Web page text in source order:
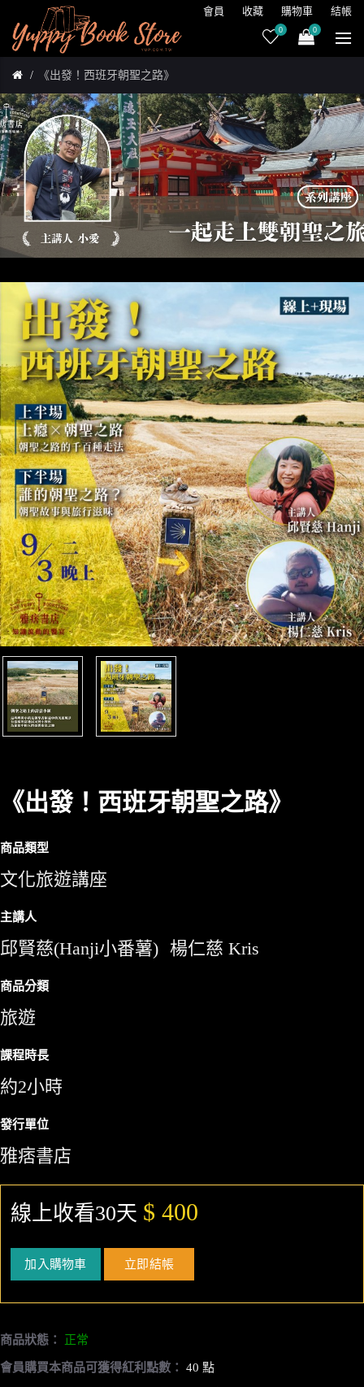
會員 收藏 購物車 結帳
0 0
《出發！西班牙朝聖之路》
《出發！西班牙朝聖之路》
商品類型
文化旅遊講座
主講人
邱賢慈(Hanji小番薯) 楊仁慈 Kris
商品分類
旅遊
課程時長
約2小時
發行單位
雅痞書店
線上收看30天 $ 400
加入購物車 立即結帳
商品狀態： 正常
會員購買本商品可獲得紅利點數： 40 點